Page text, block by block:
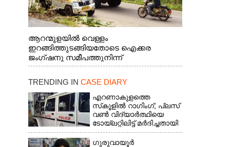
ആറന്മുളയിൽ വെള്ളം
ഇറങ്ങിത്തുടങ്ങിയതോടെ ഐക്കര
ജംഗ്ഷനു സമീപത്തുനിന്ന്
രക്ഷാപ്രവർത്തനത്തിന് കൊല്ലത്ത് നിന്ന്
തിരികെക്കൊണ്ടുപോകുന്നു.
TRENDING IN CASE DIARY
എറണാകുളത്തെ
സ്‌കൂളിൽ റാഗിംഗ്; പ്ലസ്
വൺ വിദ്യാർത്ഥിയെ
ടോയ്‌ലറ്റിലിട്ട് മർദിച്ചതായി
പരാതി
ഗുരുവായൂർ